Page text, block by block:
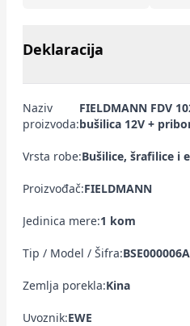
Deklaracija
Naziv
proizvoda:
FIELDMANN FDV
bušilica 12V +
Vrsta robe:Bušilice, šrafilice i
Proizvođač:FIELDMANN
Jedinica mere:1 kom
Tip / Model / Šifra:
Zemlja porekla:Kina
Uvoznik:EWE